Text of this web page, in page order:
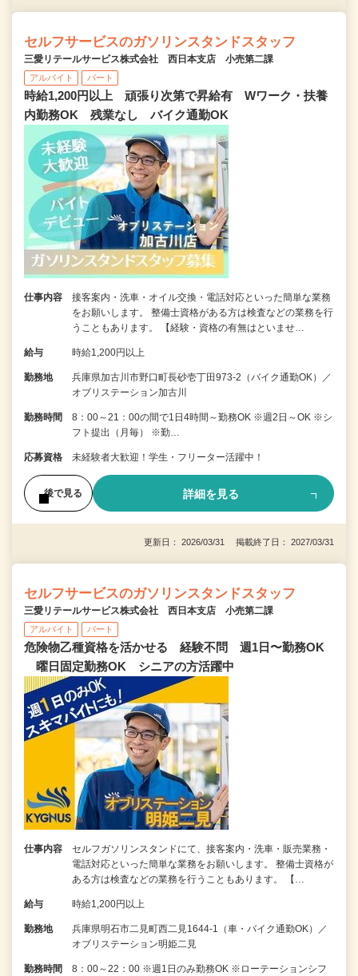
セルフサービスのガソリンスタンドスタッフ
三愛リテールサービス株式会社 西日本支店 小売第二課
アルバイト パート
時給1,200円以上 頑張り次第で昇給有 Wワーク・扶養
内勤務OK 残業なし バイク通勤OK
仕事内容
接客案内・洗車・オイル交換・電話対応といった簡単な業務
をお願いします。 整備士資格がある方は検査などの業務を行
うこともあります。 【経験・資格の有無はといませ…
給与 時給1,200円以上
勤務地
兵庫県加古川市野口町長砂壱丁田973-2（バイク通勤OK）／
オブリステーション加古川
勤務時間
8：00～21：00の間で1日4時間～勤務OK ※週2日～OK ※シ
フト提出（月毎） ※勤…
応募資格 未経験者大歓迎！学生・フリーター活躍中！
後で見る 詳細を見る
更新日： 2026/03/31 掲載終了日： 2027/03/31
セルフサービスのガソリンスタンドスタッフ
三愛リテールサービス株式会社 西日本支店 小売第二課
アルバイト パート
危険物乙種資格を活かせる 経験不問 週1日〜勤務OK
曜日固定勤務OK シニアの方活躍中
仕事内容
セルフガソリンスタンドにて、接客案内・洗車・販売業務・
電話対応といった簡単な業務をお願いします。 整備士資格が
ある方は検査などの業務を行うこともあります。 【…
給与 時給1,200円以上
勤務地
兵庫県明石市二見町西二見1644-1（車・バイク通勤OK）／
オブリステーション明姫二見
勤務時間 8：00～22：00 ※週1日のみ勤務OK ※ローテーションシフ